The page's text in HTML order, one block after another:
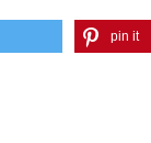
pin it